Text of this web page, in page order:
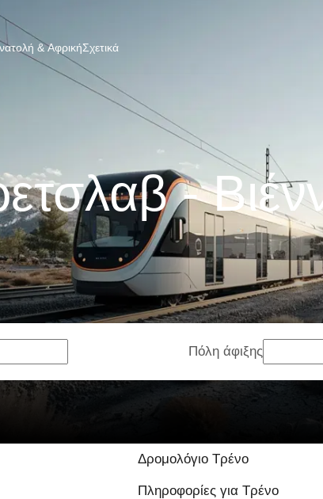
& ΑφρικήΣχετικά
-
Πόλη άφιξης
Δρομολόγιο Τρένο
Πληροφορίες για Τρένο